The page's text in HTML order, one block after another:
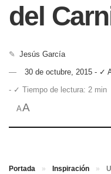
del
✎ Jesús García
30 de octubre, 2015 - ✓
- ✓ Tiempo de lectura: 2 min
AA
Portada » Inspiración »